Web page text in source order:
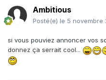
Ambitious
Posté(e) le 5 novembre
si vous pouviez annoncer vos
donnez ça serrait cool...